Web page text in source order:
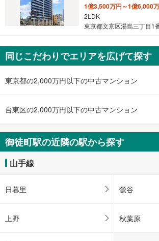
を
マ
イ
ペ
ジ
保
存
す
る
1億3,500万円～1億6,000
2LDK
東京都文京区湯島三丁目1
同じこだわりでエリアを広げて探す
東京都の2,000万円以下の中古マンション
台東区の2,000万円以下の中古マンション
御徒町駅の近隣の駅から探す
山手線
日暮里 鶯谷
上野 秋葉原